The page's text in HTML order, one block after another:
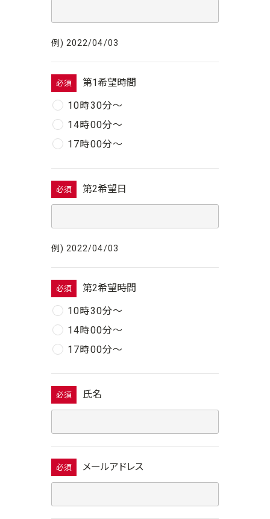
例) 2022/04/03
必須
第1希望時間
10時30分〜
14時00分〜
17時00分〜
必須 第2希望日
例) 2022/04/03
必須
第2希望時間
10時30分〜
14時00分〜
17時00分〜
必須 氏名
必須 メールアドレス